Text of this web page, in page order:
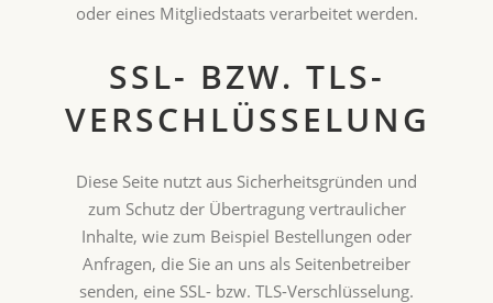
oder eines Mitgliedstaats verarbeitet werden.
SSL- BZW. TLS-
VERSCHLÜSSELUNG
Diese Seite nutzt aus Sicherheitsgründen und
zum Schutz der Übertragung vertraulicher
Inhalte, wie zum Beispiel Bestellungen oder
Anfragen, die Sie an uns als Seitenbetreiber
senden, eine SSL- bzw. TLS-Verschlüsselung.